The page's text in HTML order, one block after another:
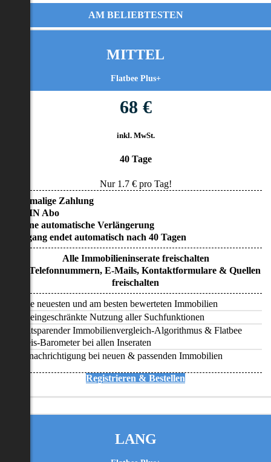
AM BELIEBTESTEN
MITTEL
Flatbee Plus+
68 €
inkl. MwSt.
40 Tage
Nur 1.7€ pro Tag!
• Einmalige Zahlung
• KEIN Abo
• Keine automatische Verlängerung
• Zugang endet automatisch nach 40 Tagen
Alle Immobilieninserate freischalten
Alle Telefonnummern, E-Mails, Kontaktformulare & Quellen
freischalten
Alle neuesten und am besten bewerteten Immobilien
Uneingeschränkte Nutzung aller Suchfunktionen
Zeitsparender Immobilienvergleich-Algorithmus & Flatbee
Preis-Barometer bei allen Inseraten
Benachrichtigung bei neuen & passenden Immobilien
Registrieren & Bestellen
LANG